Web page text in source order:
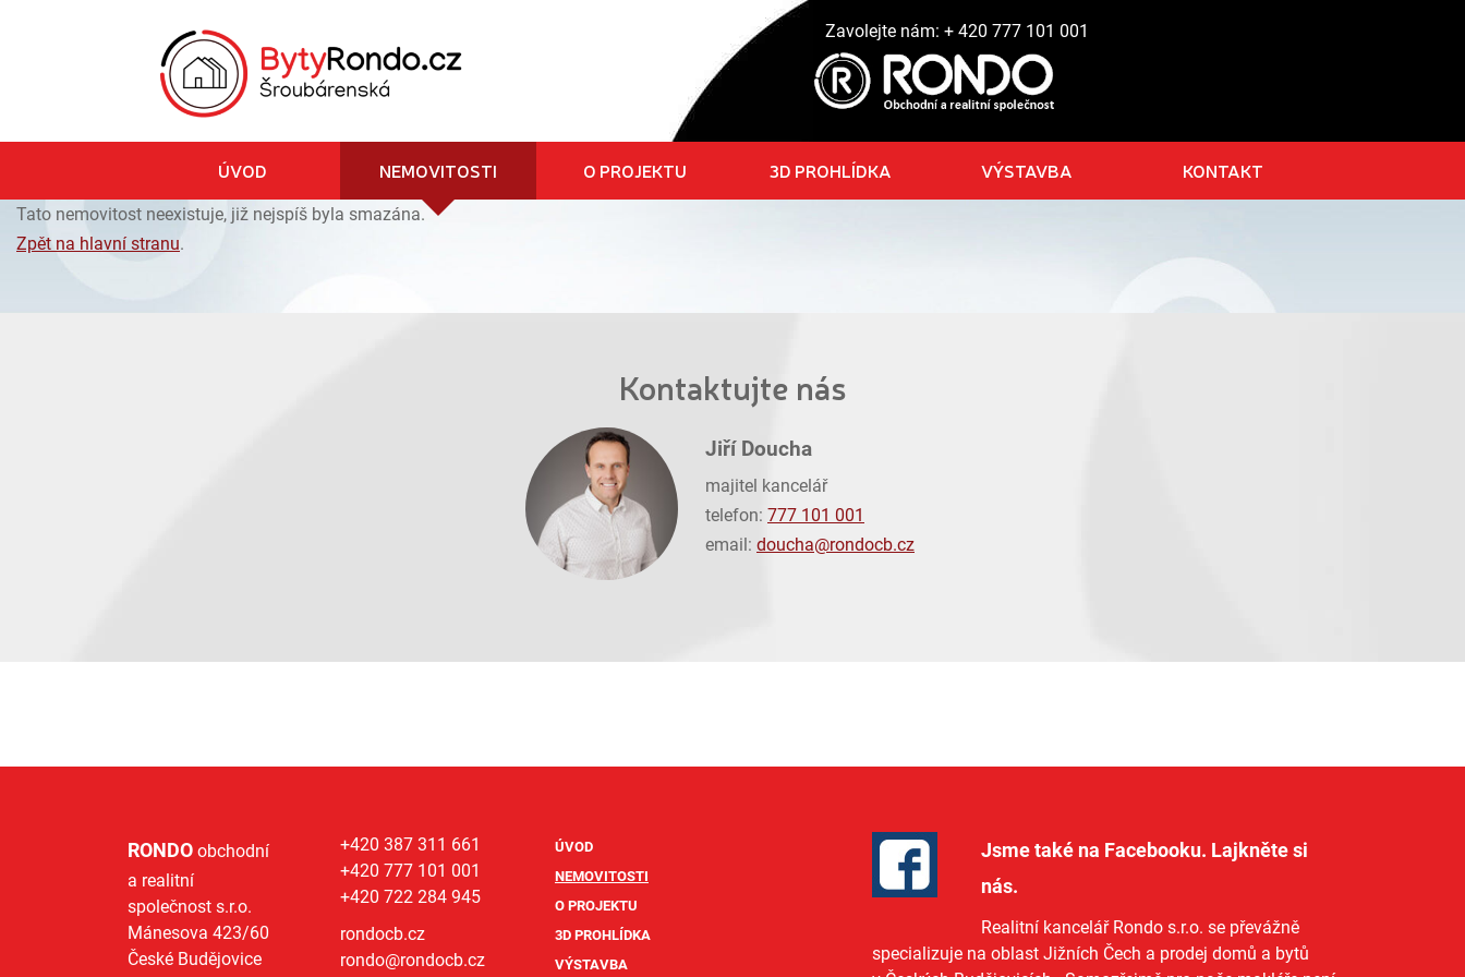
Zavolejte nám: + 420 777 101 001
ÚVOD NEMOVITOSTI O PROJEKTU 3D PROHLÍDKA VÝSTAVBA KONTAKT
Tato nemovitost neexistuje, již nejspíš byla smazána.
Zpět na hlavní stranu.
Kontaktujte nás
Jiří Doucha
majitel kancelář
telefon: 777 101 001
email: doucha@rondocb.cz
RONDO obchodní
a realitní
společnost s.r.o.
Mánesova 423/60
České Budějovice
+420 387 311 661
+420 777 101 001
+420 722 284 945
rondocb.cz
rondo@rondocb.cz
ÚVOD
NEMOVITOSTI
O PROJEKTU
3D PROHLÍDKA
VÝSTAVBA
Jsme také na Facebooku. Lajkněte si
nás.
Realitní kancelář Rondo s.r.o. se převážně
specializuje na oblast Jižních Čech a prodej domů a bytů